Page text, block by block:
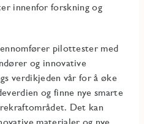
innenfor forskning og
pilottester med
og innovative
verdikjeden vår for å øke
og finne nye smarte
Det kan
materialer og nye